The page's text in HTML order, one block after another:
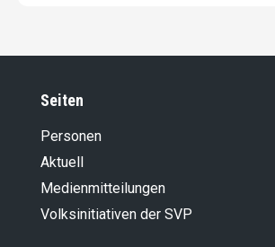
Seiten
Personen
Aktuell
Medienmitteilungen
Volksinitiativen der SVP